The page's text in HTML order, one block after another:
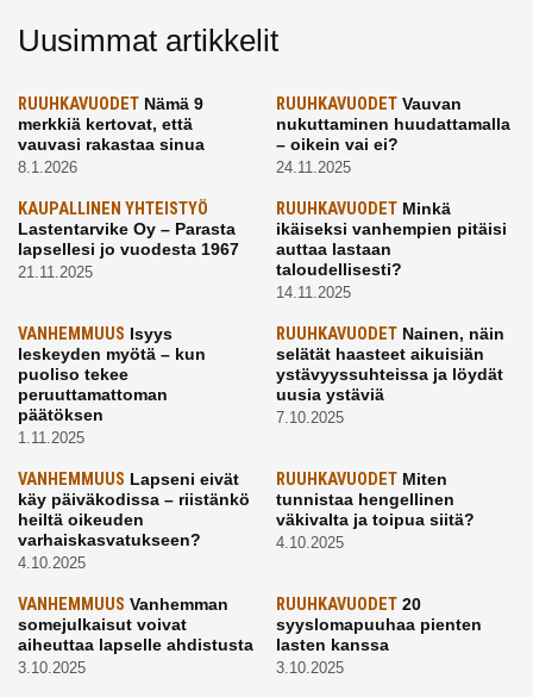
Uusimmat artikkelit
RUUHKAVUODET Nämä 9
merkkiä kertovat, että
vauvasi rakastaa sinua
8.1.2026
RUUHKAVUODETVauvan
nukuttaminen huudattamalla
– oikein vai ei?
24.11.2025
KAUPALLINEN YHTEISTYÖ
Lastentarvike Oy – Parasta
lapsellesi jo vuodesta 1967
21.11.2025
RUUHKAVUODETMinkä
ikäiseksi vanhempien pitäisi
auttaa lastaan
taloudellisesti?
14.11.2025
VANHEMMUUS Isyys
leskeyden myötä – kun
puoliso tekee
peruuttamattoman
päätöksen
1.11.2025
RUUHKAVUODETNainen, näin
selätät haasteet aikuisiän
ystävyyssuhteissa ja löydät
uusia ystäviä
7.10.2025
VANHEMMUUS Lapseni eivät
käy päiväkodissa – riistänkö
heiltä oikeuden
varhaiskasvatukseen?
4.10.2025
RUUHKAVUODETMiten
tunnistaa hengellinen
väkivalta ja toipua siitä?
4.10.2025
VANHEMMUUS Vanhemman
somejulkaisut voivat
aiheuttaa lapselle ahdistusta
3.10.2025
RUUHKAVUODET20
syyslomapuuhaa pienten
lasten kanssa
3.10.2025